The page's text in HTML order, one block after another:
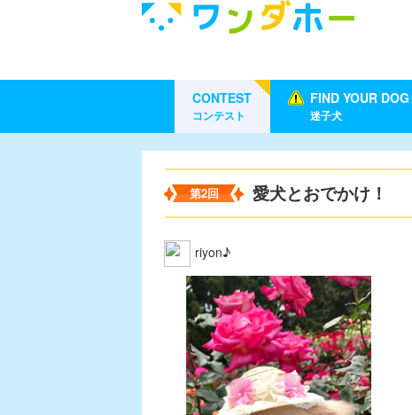
CONTEST
コンテスト
FIND YOUR DOG
迷子犬
第2回 愛犬とおでかけ！
riyon♪